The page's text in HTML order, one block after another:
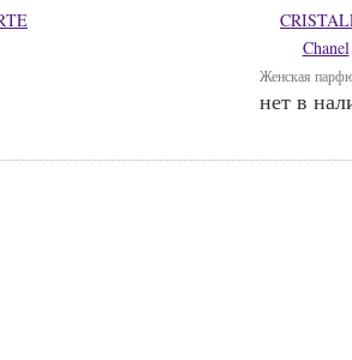
Chanel
Женская
нет в